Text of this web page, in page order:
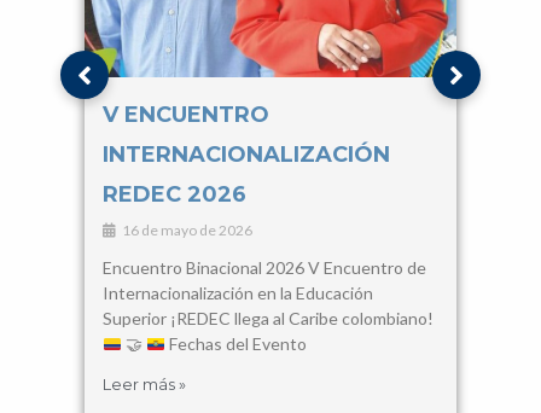
V ENCUENTRO
INTERNACIONALIZACIÓN
REDEC 2026
16 de mayo de 2026
Encuentro Binacional 2026 V Encuentro de
Internacionalización en la Educación
Superior ¡REDEC llega al Caribe colombiano!
🤝
Fechas del Evento
Leer más »